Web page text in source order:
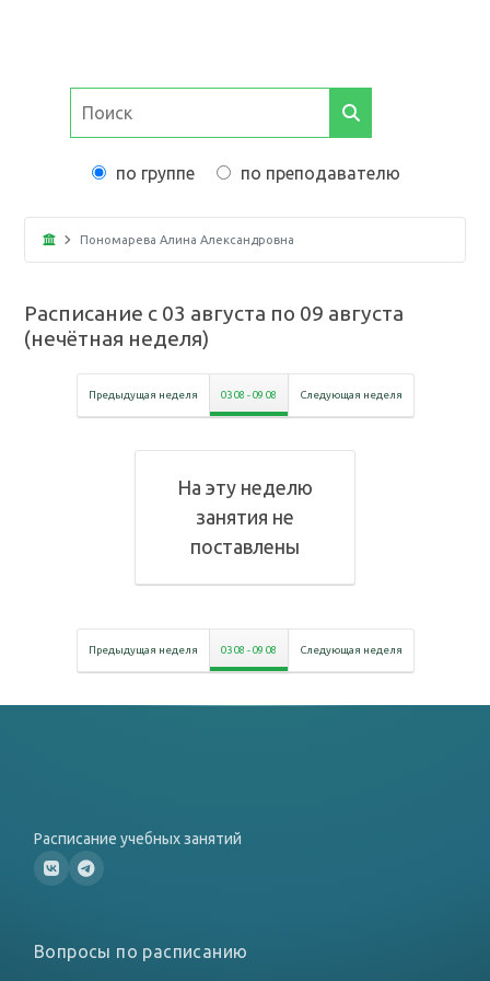
по группе по преподавателю
Пономарева Алина Александровна
Расписание с 03 августа по 09 августа
(нечётная неделя)
Предыдущая неделя 03 08 -09 08 Следующая неделя
На эту неделю
занятия не
поставлены
Предыдущая неделя 03 08 -09 08 Следующая неделя
Расписание учебных занятий
Вопросы по расписанию